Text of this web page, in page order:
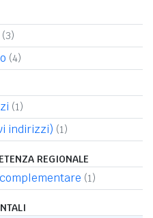
(3)
(4)
(1)
indirizzi) (1)
REGIONALE
(1)